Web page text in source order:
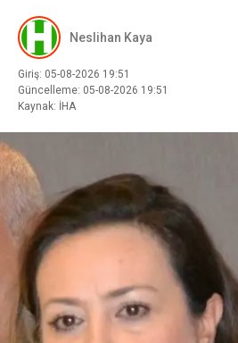
Neslihan Kaya
Giriş: 05-08-2026 19:51
Güncelleme: 05-08-2026 19:51
Kaynak: İHA